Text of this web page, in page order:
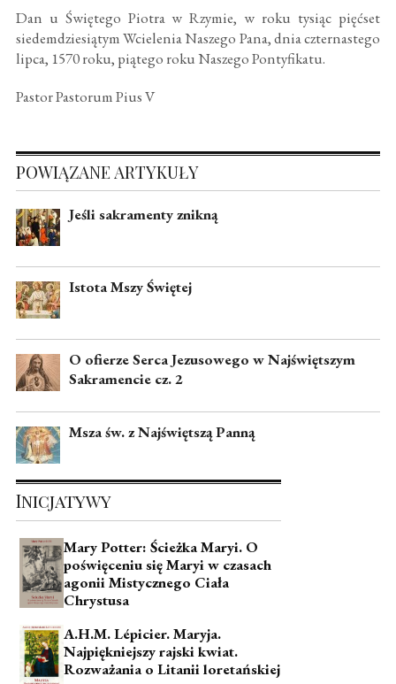
Dan u Świętego Piotra w Rzymie, w roku tysiąc pięćset
siedemdziesiątym Wcielenia Naszego Pana, dnia czternastego
lipca, 1570 roku, piątego roku Naszego Pontyfikatu.
Pastor Pastorum Pius V
POWIĄZANE ARTYKUŁY
Jeśli sakramenty znikną
Istota Mszy Świętej
O ofierze Serca Jezusowego w Najświętszym
Sakramencie cz. 2
Msza św. z Najświętszą Panną
Inicjatywy
Mary Potter: Ścieżka Maryi. O
poświęceniu się Maryi w czasach
agonii Mistycznego Ciała
Chrystusa
A.H.M. Lépicier. Maryja.
Najpiękniejszy rajski kwiat.
Rozważania o Litanii loretańskiej